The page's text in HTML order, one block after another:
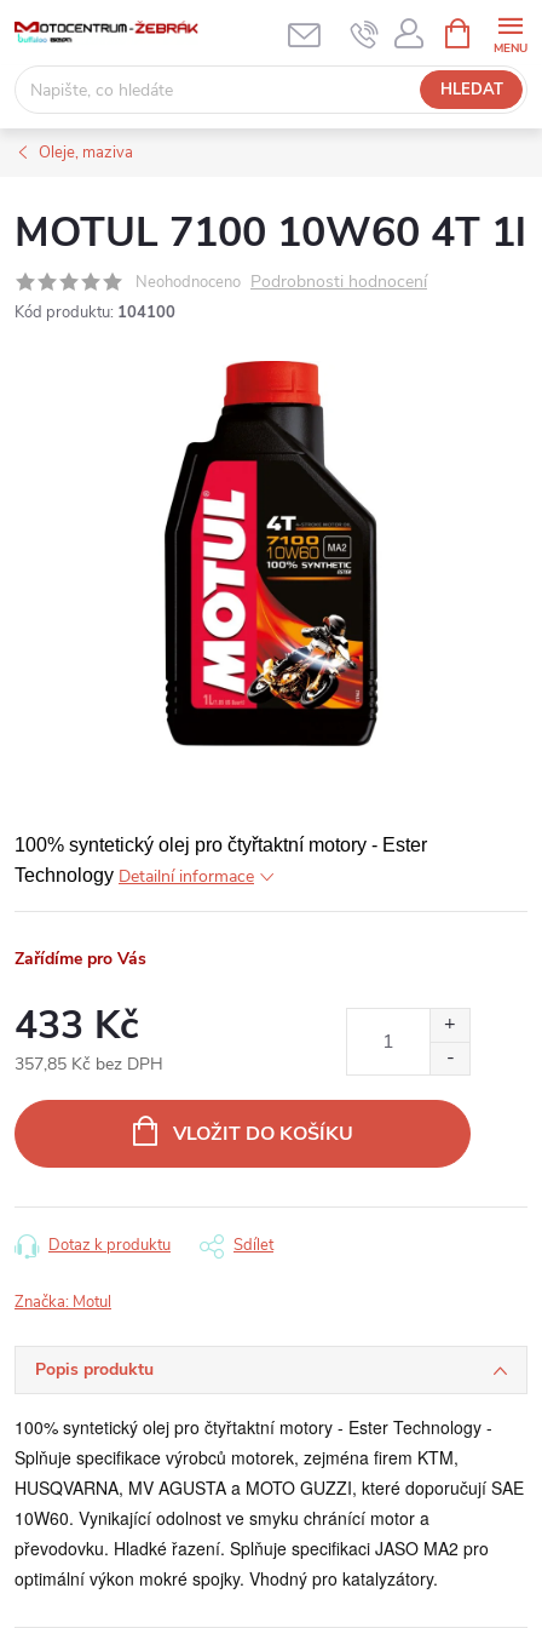
obsah
HLEDAT
NÁKUPNÍ
KOŠÍK
Oleje, maziva
MOTUL 7100 10W60 4T 1l
Neohodnoceno Podrobnosti hodnocení
Kód produktu: 104100
100% syntetický olej pro čtyřtaktní motory - Ester
Technology Detailní informace
Zařídíme pro Vás
433 Kč
357,85 Kč bez DPH
cena:
VLOŽIT DO KOŠÍKU
Dotaz k produktu Sdílet
Značka: Motul
Popis produktu
100% syntetický olej pro čtyřtaktní motory - Ester Technology -
Splňuje specifikace výrobců motorek, zejména firem KTM,
HUSQVARNA, MV AGUSTA a MOTO GUZZI, které doporučují SAE
10W60. Vynikající odolnost ve smyku chránící motor a
převodovku. Hladké řazení. Splňuje specifikaci JASO MA2 pro
optimální výkon mokré spojky. Vhodný pro katalyzátory.